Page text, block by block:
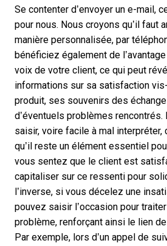
Se contenter d’envoyer un e-mail,
pour nous. Nous croyons qu’il faut
manière personnalisée, par
bénéficiez également de
voix de votre client, ce qui peut
informations sur sa satisfaction
produit, ses souvenirs des
d’éventuels problèmes
saisir, voire facile à mal interpréter,
qu’il reste un élément essentiel
vous sentez que le client est
capitaliser sur ce ressenti pour
l’inverse, si vous décelez une
pouvez saisir l’occasion pour
problème, renforçant ainsi le lien
Par exemple, lors d’un appel de